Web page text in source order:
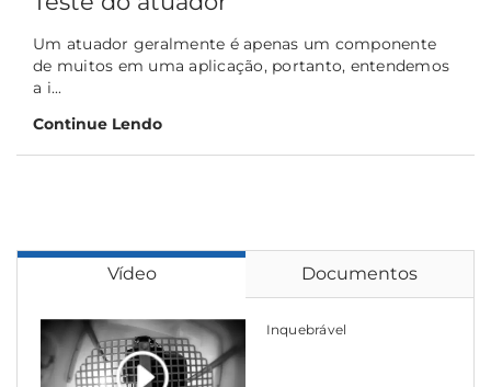
Um atuador geralmente é apenas um componente
de muitos em uma aplicação, portanto, entendemos
a i...
Continue Lendo
Vídeo Documentos
Inquebrável